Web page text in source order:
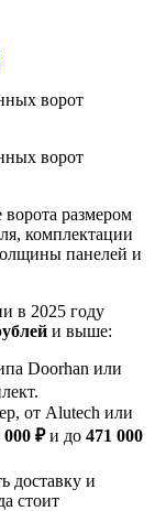
ворот
ворот
размером
комплектации
панелей и
в 2025 году
и выше:
Doorhan или
от Alutech или
000 ₽и до 471 000
доставку и
стоит